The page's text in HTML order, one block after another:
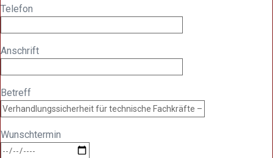
Telefon
Anschrift
Betreff
Wunschtermin